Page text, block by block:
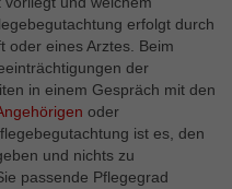
erfolgt durch
oder eines Arztes. Beim
der
in einem Gespräch mit den
oder
ist es, den
und nichts zu
passende Pflegegrad
externe Inhalte, um